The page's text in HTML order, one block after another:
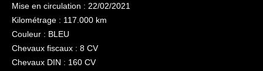
Mise en circulation : 22/02/2021
Kilométrage : 117.000 km
Couleur : BLEU
Chevaux fiscaux : 8 CV
Chevaux DIN : 160 CV